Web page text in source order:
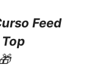
Feed